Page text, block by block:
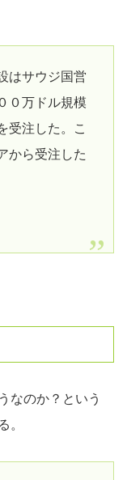
はサウジ国営
０万ドル規模
受注した。こ
から受注した
なのか？という
。